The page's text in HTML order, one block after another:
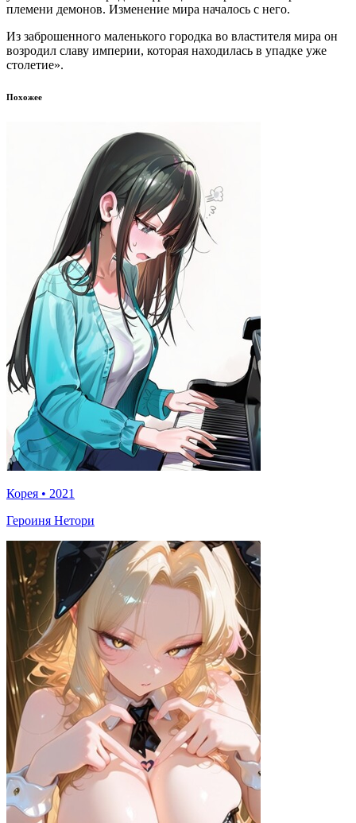
племени демонов. Изменение мира началось с него.
Из заброшенного маленького городка во властителя мира он
возродил славу империи, которая находилась в упадке уже
столетие».
Похожее
Корея • 2021
Героиня Нетори